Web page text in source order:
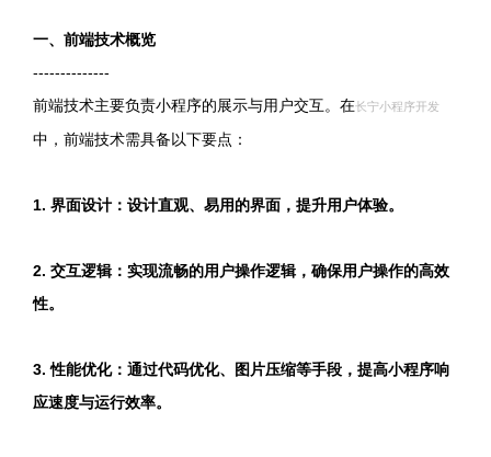
一、前端技术概览
--------------
前端技术主要负责小程序的展示与用户交互。在长宁小程序开发
中，前端技术需具备以下要点：
1. 界面设计：设计直观、易用的界面，提升用户体验。
2. 交互逻辑：实现流畅的用户操作逻辑，确保用户操作的高效
性。
3. 性能优化：通过代码优化、图片压缩等手段，提高小程序响
应速度与运行效率。